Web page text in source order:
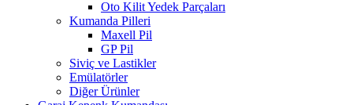
Oto Kilit Yedek Parçaları
Kumanda Pilleri
Maxell Pil
GP Pil
Siviç ve Lastikler
Emülatörler
Diğer Ürünler